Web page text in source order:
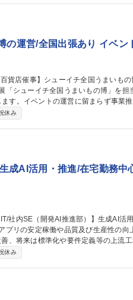
】アフターサービ
の運営/全国出張あり イベン
す。イベントの運営に留まらず事業
休み
成AI活用・推進/在宅勤務中
、将来は標準化や要件定義等の上流
休み